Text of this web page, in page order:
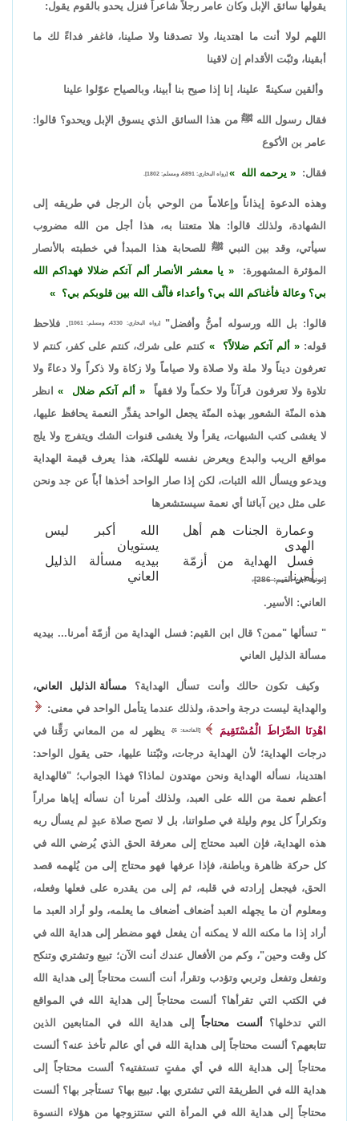
يقولها سائق الإبل وكان عامر رجلاً شاعراً فنزل يحدو بالقوم يقول:
اللهم لولا أنت ما اهتدينا، ولا تصدقنا ولا صلينا، فاغفر فداءً لك ما
أبقينا، وثبّت الأقدام إن لاقينا
وألقين سكينةً علينا، إنا إذا صيح بنا أبينا، وبالصياح عوّلوا علينا
فقال رسول الله ﷺ من هذا السائق الذي يسوق الإبل ويحدو؟ قالوا:
عامر بن الأكوع
فقال: يرحمه الله [رواه البخاري: 6891، ومسلم: 1802].
وهذه الدعوة إيذاناً وإعلاماً من الوحي بأن الرجل في طريقه إلى
الشهادة، ولذلك قالوا: هلا متعتنا به، هذا أجل من الله مضروب
سيأتي، وقد بين النبي ﷺ للصحابة هذا المبدأ في خطبته بالأنصار
المؤثرة المشهورة:
يا معشر الأنصار ألم آتكم ضلالا فهداكم الله
بي؟ وعالة فأغناكم الله بي؟ وأعداء فألّف الله بين قلوبكم بي؟
قالوا: بل الله ورسوله أمنُّ وأفضل"[رواه البخاري: 4330، ومسلم: 1061]
. فلاحظ
قوله:
ألم آتكم ضلالاً؟
كنتم على شرك، كنتم على كفر، كنتم لا
تعرفون ديناً ولا ملة ولا صلاة ولا صياماً ولا زكاة ولا ذكراً ولا دعاءً ولا
تلاوة ولا تعرفون قرآناً ولا حكماً ولا فقهاً
ألم آتكم ضلال
انظر
هذه المنّة الشعور بهذه المنّة يجعل الواحد يقدِّر النعمة يحافظ عليها،
لا يغشى كتب الشبهات، يقرأ ولا يغشى قنوات الشك ويتفرج ولا يلج
مواقع الريب والبدع ويعرض نفسه للهلكة، هذا يعرف قيمة الهداية
ويدعو ويسأل الله الثبات، لكن إذا صار الواحد أخذها أباً عن جد ونحن
على مثل دين آبائنا أي نعمة سيستشعرها
وعمارة الجنات هم أهل
الهدى
الله أكبر ليس
يستويان
فسل الهداية من أزمّة
أمرنا
بيديه مسألة الذليل
العاني
[نونية ابن القيم: 286].
العاني: الأسير.
" تسألها "ممن؟ قال ابن القيم: فسل الهداية من أزمّة أمرنا... بيديه
مسألة الذليل العاني
وكيف تكون حالك وأنت تسأل الهداية؟ مسألة الذليل العاني،
والهداية ليست درجة واحدة، ولذلك عندما يتأمل الواحد في معنى:
اهْدِنَا الصِّرَاطَ الْمُسْتَقِيمَ
[الفاتحة: 6]،
يظهر له من المعاني رَقِّنا في
درجات الهداية؛ لأن الهداية درجات، وثبّتنا عليها، حتى يقول الواحد:
اهتدينا، نسأله الهداية ونحن مهتدون لماذا؟ فهذا الجواب؛ "فالهداية
أعظم نعمة من الله على العبد، ولذلك أمرنا أن نسأله إياها مراراً
وتكراراً كل يوم وليلة في صلواتنا، بل لا تصح صلاة عبدٍ لم يسأل ربه
هذه الهداية، فإن العبد محتاج إلى معرفة الحق الذي يُرضي الله في
كل حركة ظاهرة وباطنة، فإذا عرفها فهو محتاج إلى من يُلهمه قصد
الحق، فيجعل إرادته في قلبه، ثم إلى من يقدره على فعلها وفعله،
ومعلوم أن ما يجهله العبد أضعاف أضعاف ما يعلمه، ولو أراد العبد ما
أراد إذا ما مكنه الله لا يمكنه أن يفعل فهو مضطر إلى هداية الله في
كل وقت وحين"، وكم من الأفعال عندك أنت الآن؛ تبيع وتشتري وتنكح
وتفعل وتفعل وتربي وتؤدب وتقرأ، أنت ألست محتاجاً إلى هداية الله
في الكتب التي تقرأها؟ ألست محتاجاً إلى هداية الله في المواقع
التي تدخلها؟
ألست محتاجاً
إلى هداية الله في المتابعين الذين
تتابعهم؟ ألست محتاجاً إلى هداية الله في أي عالم تأخذ عنه؟ ألست
محتاجاً إلى هداية الله في أي مفتٍ تستفتيه؟ ألست محتاجاً إلى
هداية الله في الطريقة التي تشتري بها. تبيع بها؟ تستأجر بها؟ ألست
محتاجاً إلى هداية الله في المرأة التي ستتزوجها من هؤلاء النسوة